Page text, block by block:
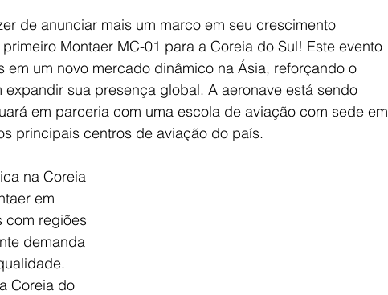
de anunciar mais um marco em seu crescimento
Montaer MC-01 para a Coreia do Sul! Este evento
em um novo mercado dinâmico na Ásia, reforçando o
sua presença global. A aeronave está sendo
em parceria com uma escola de aviação com sede em
principais centros de aviação do país.
na Coreia
em
com regiões
demanda
Coreia do